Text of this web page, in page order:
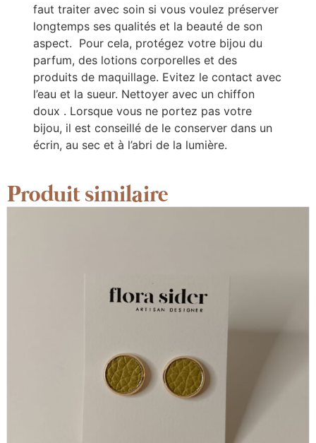
faut traiter avec soin si vous voulez préserver
longtemps ses qualités et la beauté de son
aspect. Pour cela, protégez votre bijou du
parfum, des lotions corporelles et des
produits de maquillage. Evitez le contact avec
l’eau et la sueur. Nettoyer avec un chiffon
doux . Lorsque vous ne portez pas votre
bijou, il est conseillé de le conserver dans un
écrin, au sec et à l’abri de la lumière.
Produit similaire